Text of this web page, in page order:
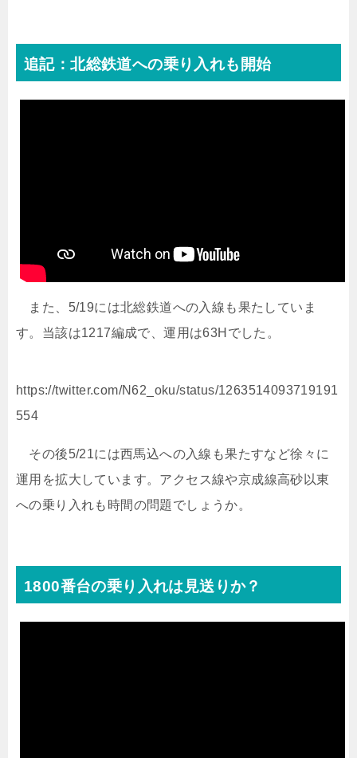
追記：北総鉄道への乗り入れも開始
また、5/19には北総鉄道への入線も果たしていま
す。当該は1217編成で、運用は63Hでした。
https://twitter.com/N62_oku/status/1263514093719191
554
その後5/21には西馬込への入線も果たすなど徐々に
運用を拡大しています。アクセス線や京成線高砂以東
への乗り入れも時間の問題でしょうか。
1800番台の乗り入れは見送りか？